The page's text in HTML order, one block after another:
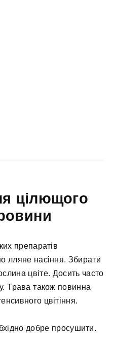
цілющого
препаратів
лляне насіння. Збирати
цвіте. Досить часто
Трава також повинна
цвітіння.
добре просушити.